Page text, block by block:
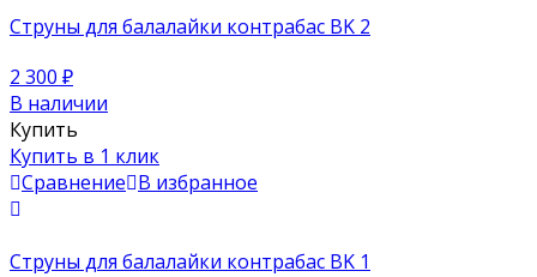
Струны для балалайки контрабас BK 2
2 300 ₽
В наличии
Купить
Купить в 1 клик
Сравнение В избранное
Струны для балалайки контрабас BK 1